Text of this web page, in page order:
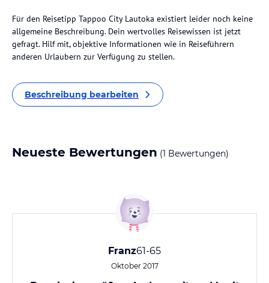
Für den Reisetipp Tappoo City Lautoka existiert leider noch keine
allgemeine Beschreibung. Dein wertvolles Reisewissen ist jetzt
gefragt. Hilf mit, objektive Informationen wie in Reiseführern
anderen Urlaubern zur Verfügung zu stellen.
Beschreibung bearbeiten
Neueste Bewertungen (1 Bewertungen)
Franz61-65
Oktober 2017